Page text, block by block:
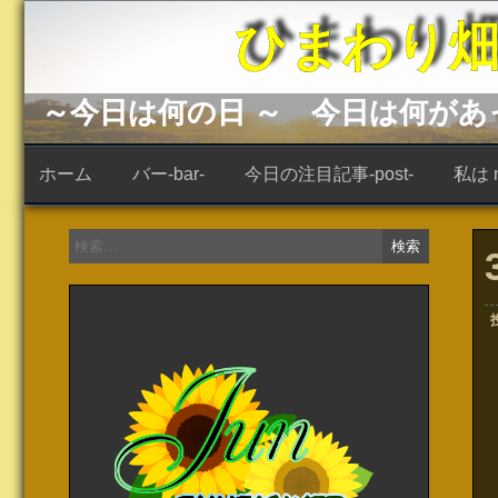
コ
へ
ス
キ
ひまわり
～今日は何の日 ～ 今日は何があ
ホーム バー-bar- 今日の注目記事-post- 私は
検
索: